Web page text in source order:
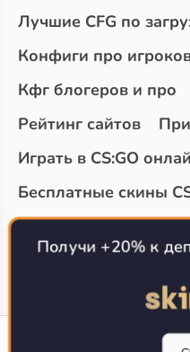
Лучшие CFG по
Конфиги про
Кфг блогеров и про
Рейтинг сайтов
Играть в CS:GO
Бесплатные скины
Топ сайтов с
Получи +20% к